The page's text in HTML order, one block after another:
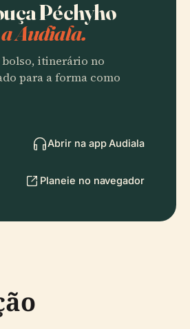
Péchyho
Audiala.
bolso, itinerário no
para a forma como
Abrir na app Audiala
Planeie no navegador